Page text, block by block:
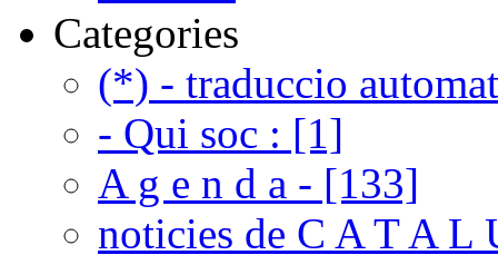
Categories
(*) - traduccio
- Qui soc : [1]
A g e n d a - [133]
noticies de C A T A L